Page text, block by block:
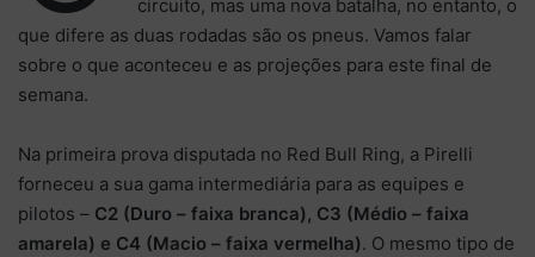
circuito, mas uma nova batalha, no entanto, o
que difere as duas rodadas são os pneus. Vamos falar
sobre o que aconteceu e as projeções para este final de
semana.
Na primeira prova disputada no Red Bull Ring, a Pirelli
forneceu a sua gama intermediária para as equipes e
pilotos – C2 (Duro – faixa branca), C3 (Médio – faixa
amarela) e C4 (Macio – faixa vermelha). O mesmo tipo de